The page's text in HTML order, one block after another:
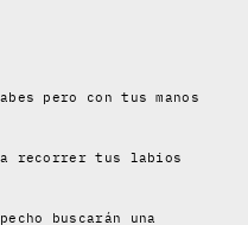
pero con tus manos
recorrer tus labios
buscarán una